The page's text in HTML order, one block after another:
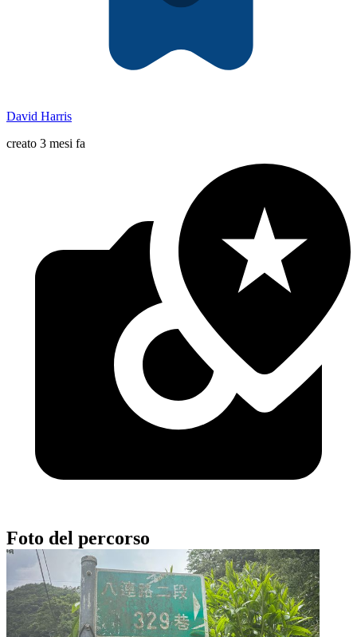
David Harris
creato 3 mesi fa
Foto del percorso